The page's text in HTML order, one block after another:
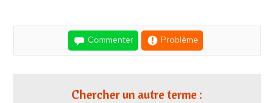
Commenter Problème
Chercher un autre terme :